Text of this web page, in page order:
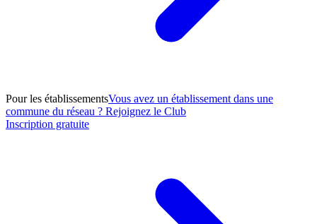
Pour les établissementsVous avez un établissement dans une
commune du réseau ? Rejoignez le Club
Inscription gratuite